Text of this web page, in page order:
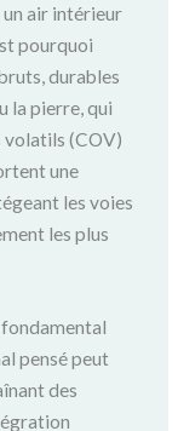
air intérieur
pourquoi
durables
la pierre, qui
volatils (COV)
une
les voies
les plus
fondamental
pensé peut
des